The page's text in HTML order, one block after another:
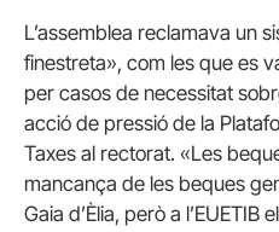
L’assemblea reclamava un
finestreta», com les que es
per casos de necessitat
acció de pressió de la
Taxes al rectorat. «Les
mancança de les beques
Gaia d’Èlia, però a